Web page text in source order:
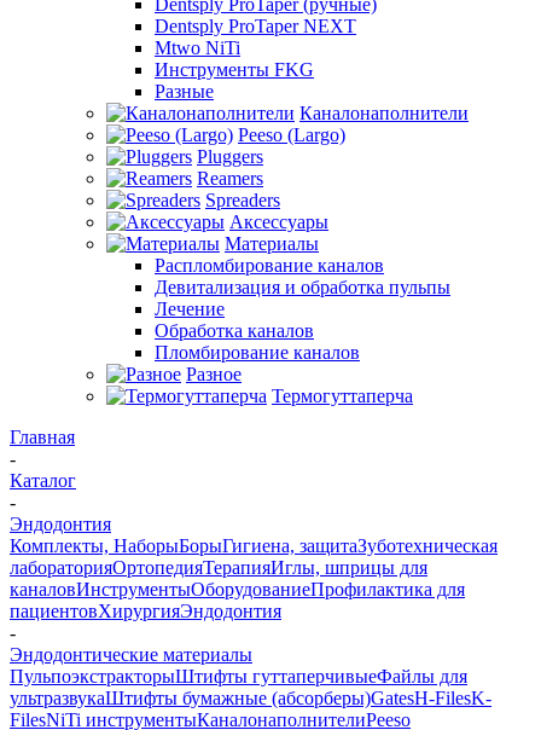
Dentsply ProTaper (ручные)
Dentsply ProTaper NEXT
Mtwo NiTi
Инструменты FKG
Разные
Каналонаполнители
Peeso (Largo)
Pluggers
Reamers
Spreaders
Аксессуары
Материалы
Распломбирование каналов
Девитализация и обработка пульпы
Лечение
Обработка каналов
Пломбирование каналов
Разное
Термогуттаперча
Главная
-
Каталог
-
Эндодонтия
Комплекты, НаборыБорыГигиена, защитаЗуботехническая
лабораторияОртопедияТерапияИглы, шприцы для
каналовИнструментыОборудованиеПрофилактика для
пациентовХирургияЭндодонтия
-
Эндодонтические материалы
ПульпоэкстракторыШтифты гуттаперчивыеФайлы для
ультразвукаШтифты бумажные (абсорберы)GatesH-FilesK-
FilesNiTi инструментыКаналонаполнителиPeeso